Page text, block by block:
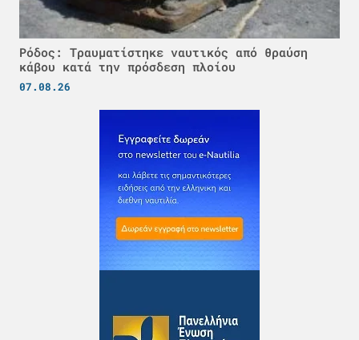
Ρόδος: Τραυματίστηκε ναυτικός από θραύση
κάβου κατά την πρόσδεση πλοίου
07.08.26